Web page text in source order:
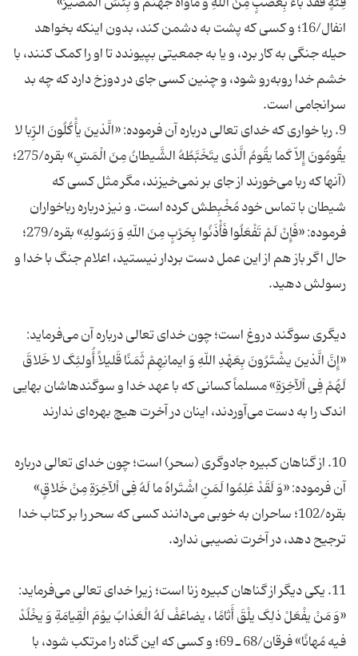
انفال/16؛ و کسی که پشت به دشمن کند، بدون اینکه بخواهد
حیله جنگی به کار برد، و یا به جمعیتی بپیوندد تا او را کمک کنند، با
خشم خدا روبه‌رو شود، و چنین کسی جای در دوزخ دارد که چه بد
9. ربا خواری که خدای تعالی درباره آن فرموده: «الَّذینَ یأْکُلُونَ الرِّبا لا
یقُومُونَ إِلاّ کَما یقُومُ الَّذی یتَخَبَّطُهُ الشَّیطانُ مِنَ الْمَسِّ» بقره/275؛
(آنها که ربا می‌خورند از جای بر نمی‌خیزند، مگر مثل کسی که
شیطان با تماس خود مُخْبِطش کرده است. و نیز درباره رباخواران
فرموده: «فَإِنْ لَمْ تَفْعَلُوا فَأْذَنُوا بِحَرْبٍ مِنَ اللّهِ وَ رَسُولِهِ» بقره/279؛
حال اگر باز هم از این عمل دست بردار نیستید، اعلام جنگ با خدا و
دیگری سوگند دروغ است؛ چون خدای تعالی درباره آن می‌فرماید:
«إِنَّ الَّذینَ یشْتَرُونَ بِعَهْدِ اللّهِ وَ ایمانِهِمْ ثَمَنًا قَلیلاً أُولئِکَ لا خَلاقَ
لَهُمْ فِی اْلآخِرَةِ» مسلماً کسانی که با عهد خدا و سوگندهاشان بهایی
10. از گناهان کبیره جادوگری (سحر) است؛ چون خدای تعالی درباره
آن فرموده: «وَ لَقَدْ عَلِمُوا لَمَنِ اشْتَراهُ ما لَهُ فِی اْلآخِرَةِ مِنْ خَلاقٍ»
بقره/102؛ ساحران به خوبی می‌دانند کسی که سحر را بر کتاب خدا
11. یکی دیگر از گناهان کبیره زنا است؛ زیرا خدای تعالی می‌فرماید:
«وَ مَنْ یفْعَلْ ذلِکَ یلْقَ أَثامًا ، یضاعَفْ لَهُ الْعَذابُ یوْمَ الْقِیامَةِ وَ یخْلُدْ
فیه مُهانًا» فرقان/68 ـ 69؛ و کسی که این گناه را مرتکب شود، با